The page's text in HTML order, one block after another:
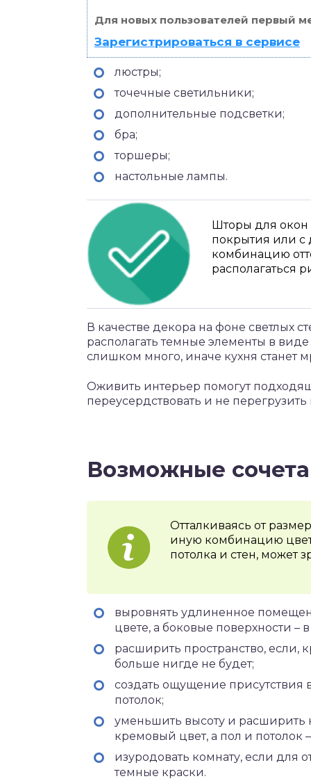
Для новых пользователей первый
Зарегистрироваться в сервисе
люстры;
точечные светильники;
дополнительные подсветки;
бра;
торшеры;
настольные лампы.
Шторы для окон
покрытия или с
комбинацию
располагаться
В качестве декора на фоне светлых
располагать темные элементы в
слишком много, иначе кухня станет
Оживить интерьер помогут
переусердствовать и не
Возможные
Отталкиваясь от
иную комбинацию
потолка и стен, может
выровнять удлиненное
цвете, а боковые поверхности – в
расширить пространство, если,
больше нигде не будет;
создать ощущение присутствия
потолок;
уменьшить высоту и расширить
кремовый цвет, а пол и потолок
изуродовать комнату, если для
темные краски.